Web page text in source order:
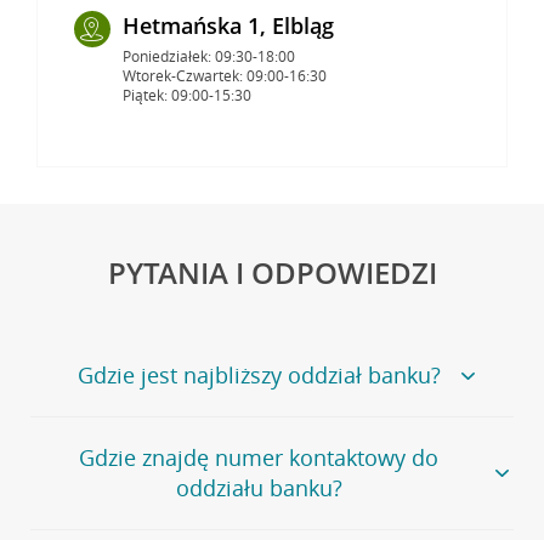
Hetmańska 1, Elbląg
Poniedziałek: 09:30-18:00
Wtorek-Czwartek: 09:00-16:30
Piątek: 09:00-15:30
PYTANIA I ODPOWIEDZI
Gdzie jest najbliższy oddział banku?
Jeśli szukasz oddziału naszego banku, zapraszamy na
stronęPlacówki i bankomaty, na której znajduje się
wygodna wyszukiwarka.
Gdzie znajdę numer kontaktowy do
oddziału banku?